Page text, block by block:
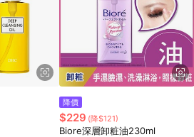
降價
$229 (降$121)
Biore深層卸粧油230ml